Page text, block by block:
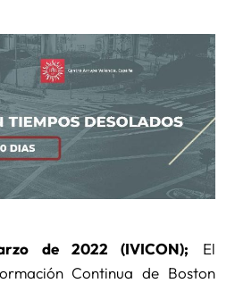
de 2022 (IVICON); El
Continua de Boston